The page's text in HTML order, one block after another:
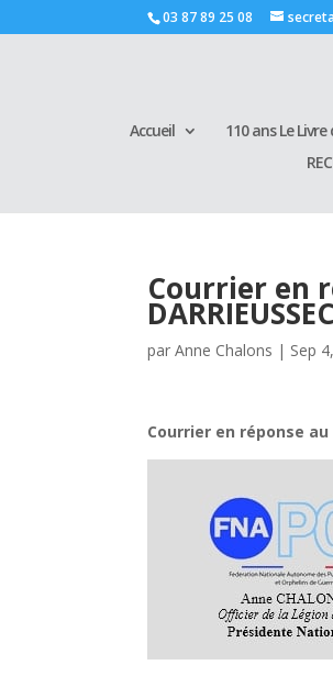
03 87 89 25 08
Accueil 110 ans Le
Courrier en
parAnne Chalons | Sep
Courrier en réponse